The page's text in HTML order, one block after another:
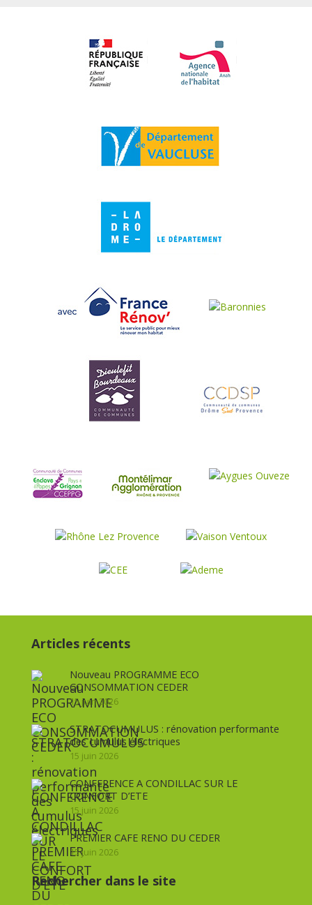
Articles récents
Nouveau PROGRAMME ECO
CONSOMMATION CEDER
15 juin 2026
STRATOCUMULUS : rénovation performante
des cumulus électriques
15 juin 2026
CONFERENCE A CONDILLAC SUR LE
CONFORT D’ETE
15 juin 2026
PREMIER CAFE RENO DU CEDER
15 juin 2026
Rechercher dans le site